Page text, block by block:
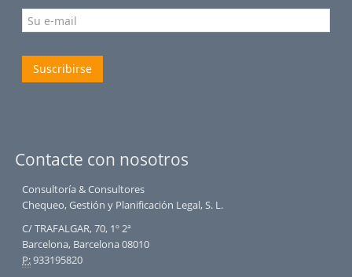
Suscribirse
Contacte con nosotros
Consultoría & Consultores
Chequeo, Gestión y Planificación Legal, S. L.
C/ TRAFALGAR, 70, 1º 2ª
Barcelona, Barcelona 08010
P:933195820